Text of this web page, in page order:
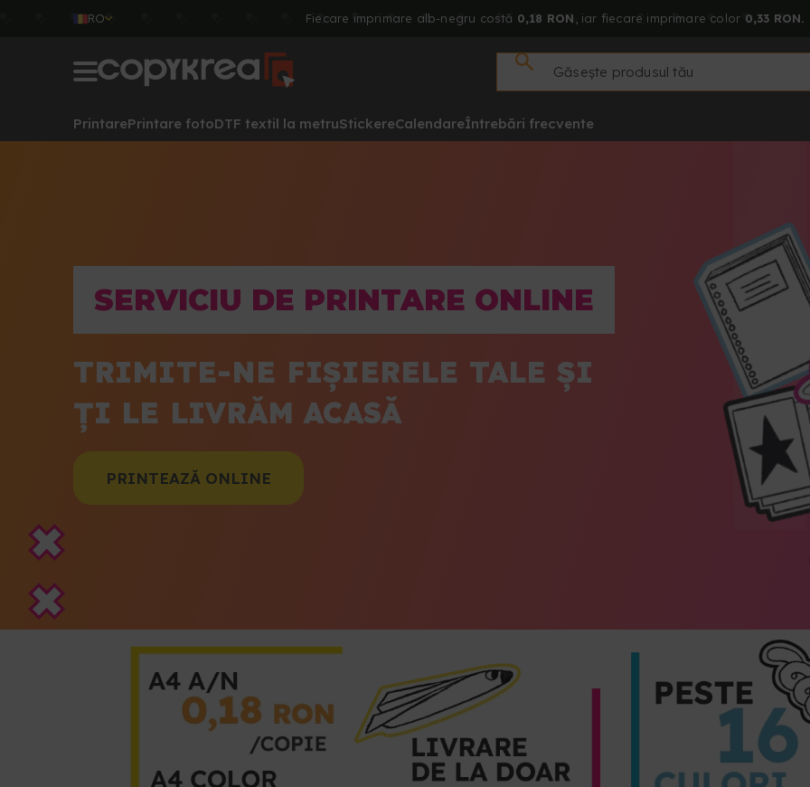
RO Fiecare imprimare alb-negru costă 0,18 RON , iar fiecare imprimare color 0,33 RON.
PrintarePrintare fotoDTF textil la metruStickereCalendareÎntrebări frecvente
SERVICIU DE PRINTARE ONLINE
TRIMITE-NE FIȘIERELE TALE ȘI
ȚI LE LIVRĂM ACASĂ
PRINTEAZĂ ONLINE